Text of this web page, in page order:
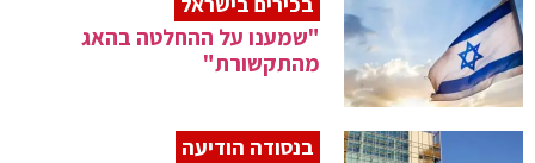
"שמענו על ההחלטה בהאג
מהתקשורת"
בנסודה הודיעה